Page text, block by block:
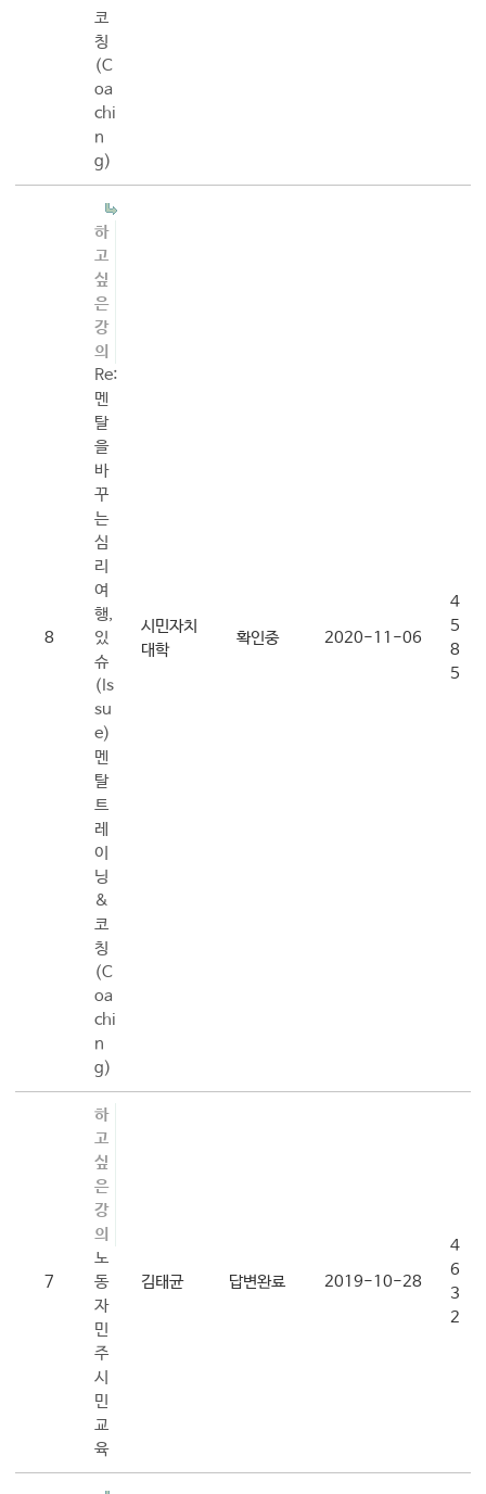
코
칭
(C
oa
chi
n
g)
8
하
고
싶
은
강
의
Re:
멘
탈
을
바
꾸
는
심
리
여
행,
있
슈
(Is
su
e)
멘
탈
트
레
이
닝
&
코
칭
(C
oa
chi
n
g)
시민자치
대학
확인중 2020-11-06
4
5
8
5
7
하
고
싶
은
강
의
노
동
자
민
주
시
민
교
육
김태균 답변완료 2019-10-28
4
6
3
2